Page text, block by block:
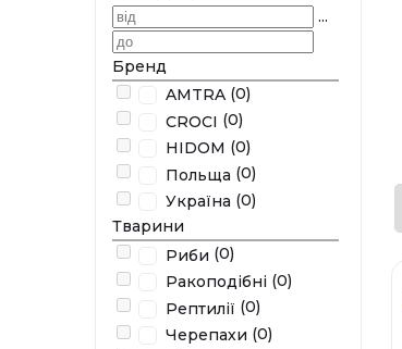
...
Бренд
AMTRA (0)
CROCI (0)
HIDOM (0)
Польща (0)
Україна (0)
Тварини
Риби (0)
Ракоподібні (0)
Рептилії (0)
Черепахи (0)